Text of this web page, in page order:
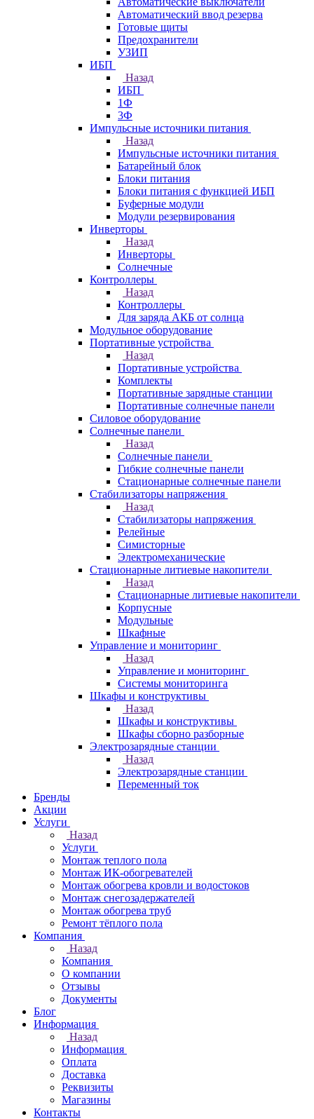
Автоматический ввод резерва
Готовые щиты
Предохранители
УЗИП
ИБП
Назад
ИБП
1Ф
3Ф
Импульсные источники питания
Назад
Импульсные источники питания
Батарейный блок
Блоки питания
Блоки питания с функцией ИБП
Буферные модули
Модули резервирования
Инверторы
Назад
Инверторы
Солнечные
Контроллеры
Назад
Контроллеры
Для заряда АКБ от солнца
Модульное оборудование
Портативные устройства
Назад
Портативные устройства
Комплекты
Портативные зарядные станции
Портативные солнечные панели
Силовое оборудование
Солнечные панели
Назад
Солнечные панели
Гибкие солнечные панели
Стационарные солнечные панели
Стабилизаторы напряжения
Назад
Стабилизаторы напряжения
Релейные
Симисторные
Электромеханические
Стационарные литиевые накопители
Назад
Стационарные литиевые накопители
Корпусные
Модульные
Шкафные
Управление и мониторинг
Назад
Управление и мониторинг
Системы мониторинга
Шкафы и конструктивы
Назад
Шкафы и конструктивы
Шкафы сборно разборные
Электрозарядные станции
Назад
Электрозарядные станции
Переменный ток
Бренды
Акции
Услуги
Назад
Услуги
Монтаж теплого пола
Монтаж ИК-обогревателей
Монтаж обогрева кровли и водостоков
Монтаж снегозадержателей
Монтаж обогрева труб
Ремонт тёплого пола
Компания
Назад
Компания
О компании
Отзывы
Документы
Блог
Информация
Назад
Информация
Оплата
Доставка
Реквизиты
Магазины
Контакты